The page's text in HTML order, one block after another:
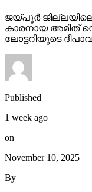
ജയ്പൂര്‍
കാരനായ അമിത്
ലോട്ടറിയുടെ
Published
1 week ago
on
November 10, 2025
By